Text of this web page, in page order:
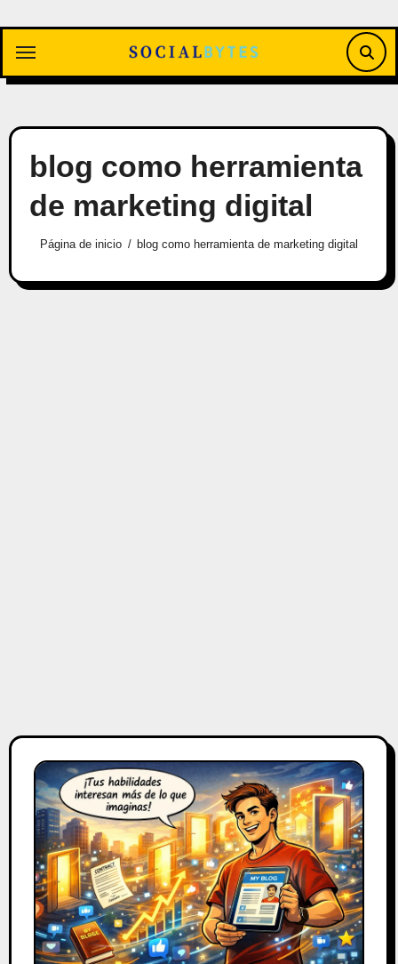
contenido
blog como herramienta
de marketing digital
Página de inicio blog como herramienta de marketing digital